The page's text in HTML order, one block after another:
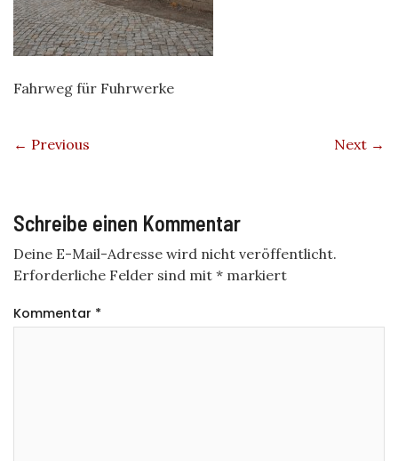
Fahrweg für Fuhrwerke
← Previous Next →
Schreibe einen Kommentar
Deine E-Mail-Adresse wird nicht veröffentlicht.
Erforderliche Felder sind mit * markiert
Kommentar *